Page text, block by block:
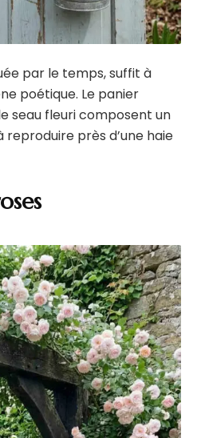
par le temps, suffit à
poétique. Le panier
seau fleuri composent un
près d’une haie